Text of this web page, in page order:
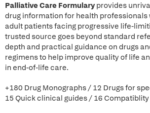
Palliative Care Formularyprovides
drug information for health professionals
adult patients facing progressive life-
trusted source goes beyond standard
depth and practical guidance on drugs
regimens to help improve quality of life
in end-of-life care.
+180 Drug Monographs / 12 Drugs for
15 Quick clinical guides / 16